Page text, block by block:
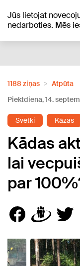
Jūs lietojat
nedarboties. Mēs
+19°C
1188 ziņas
Atpūta
Piektdiena, 14.
Svētki Kāzas
Kādas
lai
par